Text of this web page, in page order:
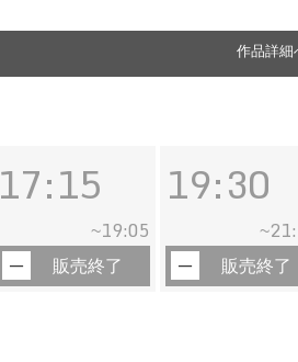
作品詳細
17:15
~19:05
販売終了
19:30
~
販売終了